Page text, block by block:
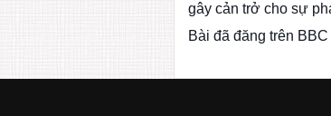
gây cản trở cho sự
Bài đã đăng trên